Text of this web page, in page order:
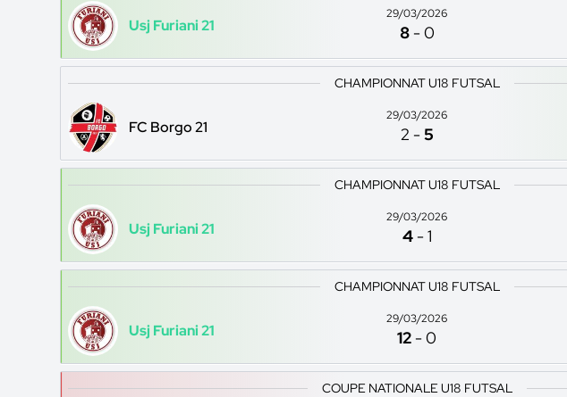
Usj Furiani 21
29/03/2026
8 -0
CHAMPIONNAT U18 FUTSAL
FC Borgo 21
29/03/2026
2 -5
CHAMPIONNAT U18 FUTSAL
Usj Furiani 21
29/03/2026
4 -1
CHAMPIONNAT U18 FUTSAL
Usj Furiani 21
29/03/2026
12 -0
COUPE NATIONALE U18 FUTSAL